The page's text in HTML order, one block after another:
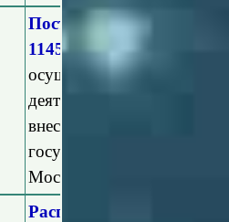
Постановление
1145/46
"Об
осуществления
деятельности по
внесении
государственного
Московской области"
Распоряжение